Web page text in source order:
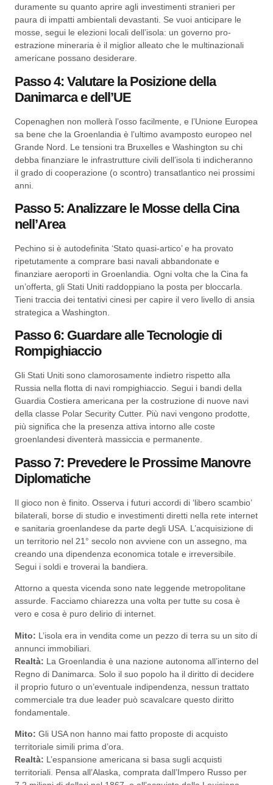
duramente su quanto aprire agli investimenti stranieri per
paura di impatti ambientali devastanti. Se vuoi anticipare le
mosse, segui le elezioni locali dell’isola: un governo pro-
estrazione mineraria è il miglior alleato che le multinazionali
americane possano desiderare.
Passo 4: Valutare la Posizione della
Danimarca e dell’UE
Copenaghen non mollerà l’osso facilmente, e l’Unione Europea
sa bene che la Groenlandia è l’ultimo avamposto europeo nel
Grande Nord. Le tensioni tra Bruxelles e Washington su chi
debba finanziare le infrastrutture civili dell’isola ti indicheranno
il grado di cooperazione (o scontro) transatlantico nei prossimi
anni.
Passo 5: Analizzare le Mosse della Cina
nell’Area
Pechino si è autodefinita ‘Stato quasi-artico’ e ha provato
ripetutamente a comprare basi navali abbandonate e
finanziare aeroporti in Groenlandia. Ogni volta che la Cina fa
un’offerta, gli Stati Uniti raddoppiano la posta per bloccarla.
Tieni traccia dei tentativi cinesi per capire il vero livello di ansia
strategica a Washington.
Passo 6: Guardare alle Tecnologie di
Rompighiaccio
Gli Stati Uniti sono clamorosamente indietro rispetto alla
Russia nella flotta di navi rompighiaccio. Segui i bandi della
Guardia Costiera americana per la costruzione di nuove navi
della classe Polar Security Cutter. Più navi vengono prodotte,
più significa che la presenza attiva intorno alle coste
groenlandesi diventerà massiccia e permanente.
Passo 7: Prevedere le Prossime Manovre
Diplomatiche
Il gioco non è finito. Osserva i futuri accordi di ‘libero scambio’
bilaterali, borse di studio e investimenti diretti nella rete internet
e sanitaria groenlandese da parte degli USA. L’acquisizione di
un territorio nel 21° secolo non avviene con un assegno, ma
creando una dipendenza economica totale e irreversibile.
Segui i soldi e troverai la bandiera.
Attorno a questa vicenda sono nate leggende metropolitane
assurde. Facciamo chiarezza una volta per tutte su cosa è
vero e cosa è puro delirio di internet.
Mito: L’isola era in vendita come un pezzo di terra su un sito di
annunci immobiliari.
Realtà: La Groenlandia è una nazione autonoma all’interno del
Regno di Danimarca. Solo il suo popolo ha il diritto di decidere
il proprio futuro o un’eventuale indipendenza, nessun trattato
commerciale tra due leader può scavalcare questo diritto
fondamentale.
Mito: Gli USA non hanno mai fatto proposte di acquisto
territoriale simili prima d’ora.
Realtà: L’espansione americana si basa sugli acquisti
territoriali. Pensa all’Alaska, comprata dall’Impero Russo per